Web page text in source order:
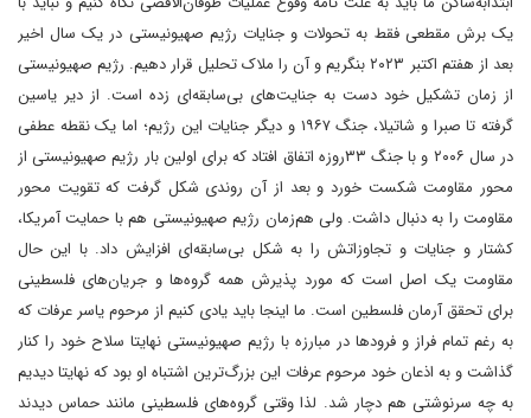
یک برش مقطعی فقط به تحولات و جنایات رژیم صهیونیستی در یک سال اخیر
بعد از هفتم اکتبر ۲۰۲۳ بنگریم و آن را ملاک تحلیل قرار دهیم. رژیم صهیونیستی
از زمان تشکیل خود دست به جنایت‌های بی‌سابقه‌ای زده است. از دیر یاسین
گرفته تا صبرا و شاتیلا، جنگ ۱۹۶۷ و دیگر جنایات این رژیم؛ اما یک نقطه عطفی
در سال ۲۰۰۶ و با جنگ ۳۳روزه اتفاق افتاد که برای اولین بار رژیم صهیونیستی از
محور مقاومت شکست خورد و بعد از آن روندی شکل گرفت که تقویت محور
مقاومت را به دنبال داشت. ولی هم‌زمان رژیم صهیونیستی هم با حمایت آمریکا،
کشتار و جنایات و تجاوزاتش را به شکل بی‌سابقه‌ای افزایش داد. با این حال
مقاومت یک اصل است که مورد پذیرش همه گروه‌ها و جریان‌های فلسطینی
برای تحقق آرمان فلسطین است. ما اینجا باید یادی کنیم از مرحوم یاسر عرفات که
به رغم تمام فراز و فرودها در مبارزه با رژیم صهیونیستی نهایتا سلاح خود را کنار
گذاشت و به اذعان خود مرحوم عرفات این بزرگ‌ترین اشتباه او بود که نهایتا دیدیم
به چه سرنوشتی هم دچار شد. لذا وقتی گروه‌های فلسطینی مانند حماس دیدند